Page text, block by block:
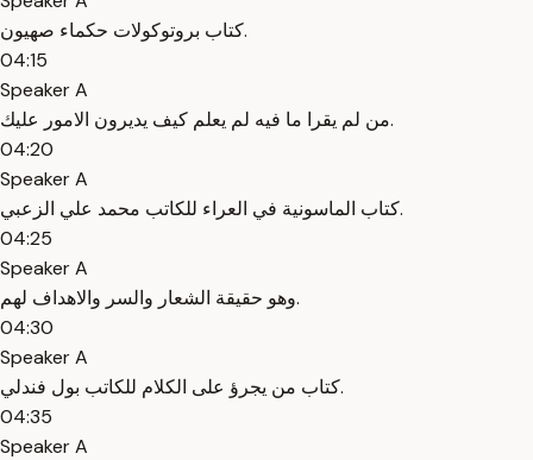
كتاب بروتوكولات حكماء صهيون.
04:15
Speaker A
من لم يقرا ما فيه لم يعلم كيف يديرون الامور عليك.
04:20
Speaker A
كتاب الماسونية في العراء للكاتب محمد علي الزعبي.
04:25
Speaker A
وهو حقيقة الشعار والسر والاهداف لهم.
04:30
Speaker A
كتاب من يجرؤ على الكلام للكاتب بول فندلي.
04:35
Speaker A